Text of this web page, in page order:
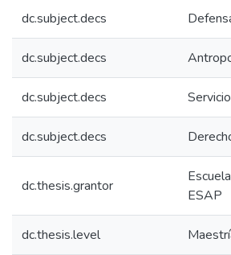
dc.subject.decs
dc.subject.decs
dc.subject.decs
dc.subject.decs
dc.thesis.grantor
ESAP
dc.thesis.level